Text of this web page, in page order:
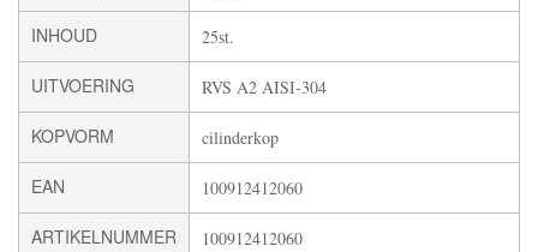
INHOUD 25st.
UITVOERING RVS A2 AISI-304
KOPVORM cilinderkop
EAN 100912412060
ARTIKELNUMMER 100912412060